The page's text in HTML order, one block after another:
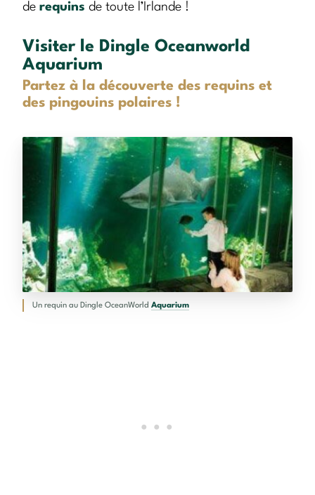
de requins de toute l’Irlande !
Visiter le Dingle Oceanworld
Aquarium
Partez à la découverte des requins et
des pingouins polaires !
Un requin au Dingle OceanWorld Aquarium